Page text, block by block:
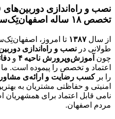
تخصص ۱۸ ساله اصفهان‌تِک‌سرویس
از سال ۱۳۸۷ تا امروز،
طولانی در نصب و راه‌اندازی
چون آموزش‌وپرورش ناحیه ۴ و
اعتماد و تخصص را پیموده است.
را برکسب رضایت و ارائه‌ی
امنیتی و حفاظتی مشتریان به
نامی قابل اعتماد برای همشهریان
مردم اصفهان.